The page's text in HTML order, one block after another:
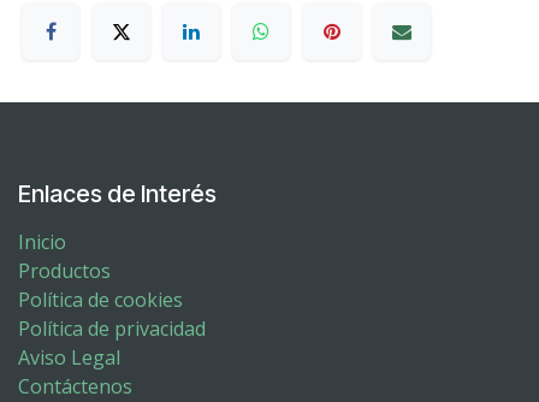
Enlaces de Interés
Inicio
Productos
Política de cookies
Política de privacidad
Aviso Legal
Contáctenos